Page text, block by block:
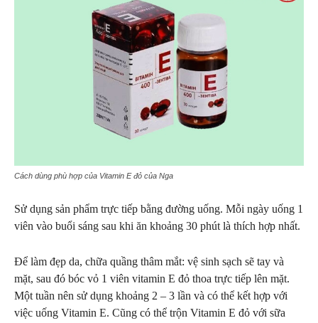
Cách dùng phù hợp của Vitamin E đỏ của Nga
Sử dụng sản phẩm trực tiếp bằng đường uống. Mỗi ngày uống 1
viên vào buổi sáng sau khi ăn khoảng 30 phút là thích hợp nhất.
Để làm đẹp da, chữa quầng thâm mắt: vệ sinh sạch sẽ tay và
mặt, sau đó bóc vỏ 1 viên vitamin E đỏ thoa trực tiếp lên mặt.
Một tuần nên sử dụng khoảng 2 – 3 lần và có thể kết hợp với
việc uống Vitamin E. Cũng có thể trộn Vitamin E đỏ với sữa